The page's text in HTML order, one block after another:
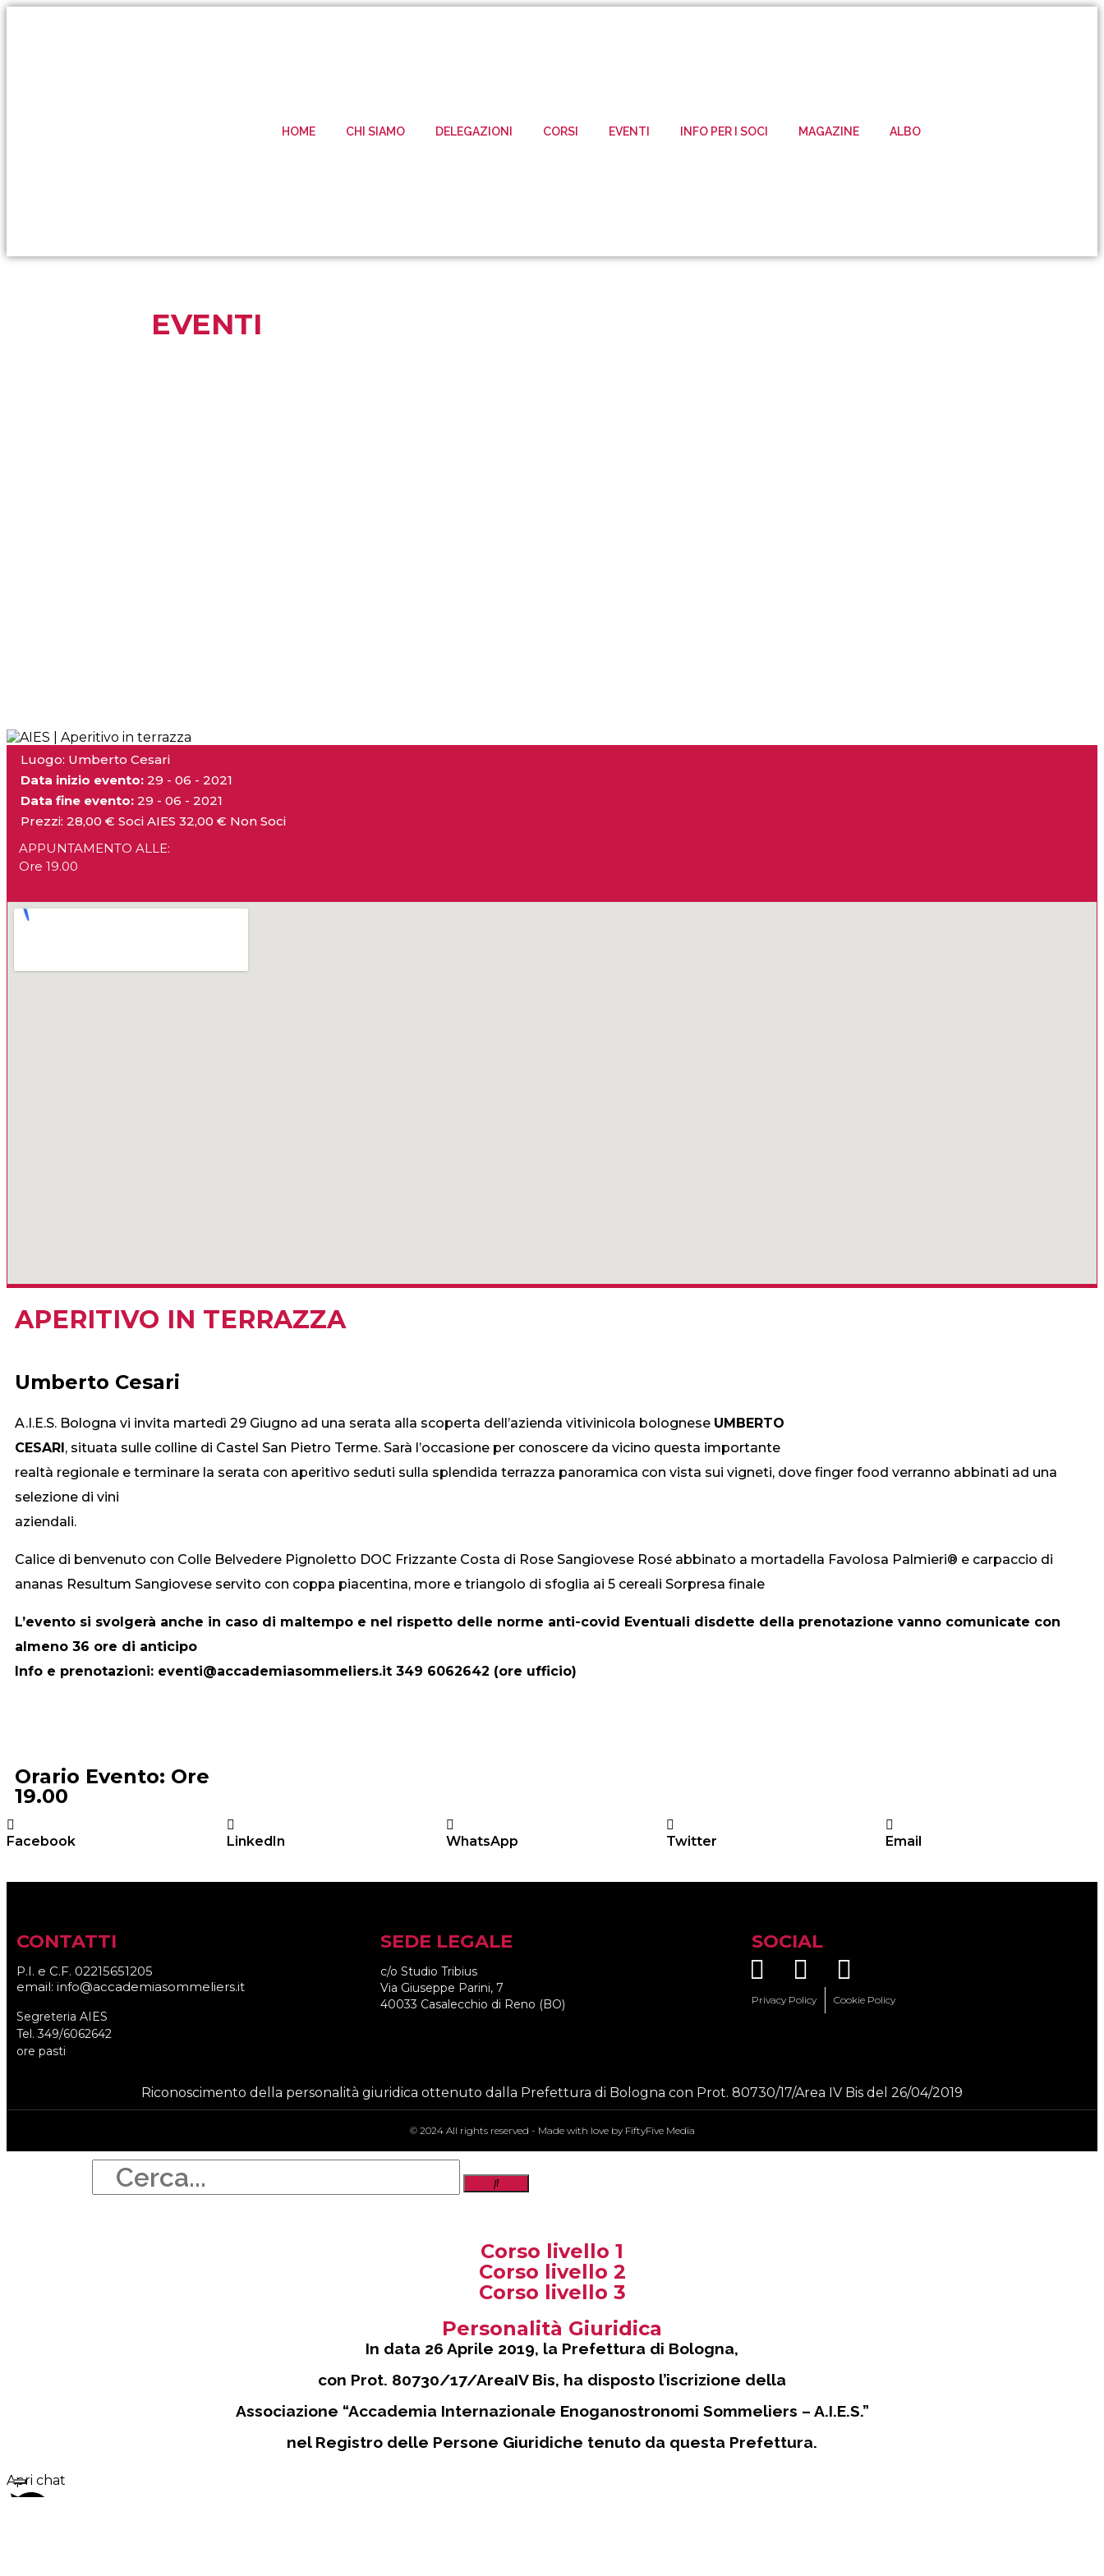
HOME CHI SIAMO DELEGAZIONI CORSI EVENTI INFO PER I SOCI MAGAZINE ALBO
EVENTI
Luogo: Umberto Cesari
Data inizio evento: 29 - 06 - 2021
Data fine evento: 29 - 06 - 2021
Prezzi: 28,00 € Soci AIES 32,00 € Non Soci
APPUNTAMENTO ALLE:
Ore 19.00
APERITIVO IN TERRAZZA
Umberto Cesari
A.I.E.S. Bologna vi invita martedì 29 Giugno ad una serata alla scoperta dell’azienda vitivinicola bolognese UMBERTO
CESARI, situata sulle colline di Castel San Pietro Terme. Sarà l’occasione per conoscere da vicino questa importante
realtà regionale e terminare la serata con aperitivo seduti sulla splendida terrazza panoramica con vista sui vigneti, dove finger food verranno abbinati ad una
selezione di vini
aziendali.
Calice di benvenuto con Colle Belvedere Pignoletto DOC Frizzante Costa di Rose Sangiovese Rosé abbinato a mortadella Favolosa Palmieri® e carpaccio di
ananas Resultum Sangiovese servito con coppa piacentina, more e triangolo di sfoglia ai 5 cereali Sorpresa finale
L’evento si svolgerà anche in caso di maltempo e nel rispetto delle norme anti-covid Eventuali disdette della prenotazione vanno comunicate con
almeno 36 ore di anticipo
Info e prenotazioni: eventi@accademiasommeliers.it 349 6062642 (ore ufficio)
Orario Evento: Ore
19.00
Facebook LinkedIn WhatsApp Twitter Email
CONTATTI
P.I. e C.F. 02215651205
email: info@accademiasommeliers.it
Segreteria AIES
Tel. 349/6062642
ore pasti
SEDE LEGALE
c/o Studio Tribius
Via Giuseppe Parini, 7
40033 Casalecchio di Reno (BO)
SOCIAL
Privacy Policy Cookie Policy
Riconoscimento della personalità giuridica ottenuto dalla Prefettura di Bologna con Prot. 80730/17/Area IV Bis del 26/04/2019
© 2024 All rights reserved - Made with love by FiftyFive Media
Corso livello 1
Corso livello 2
Corso livello 3
Personalità Giuridica
In data 26 Aprile 2019, la Prefettura di Bologna,
con Prot. 80730/17/AreaIV Bis, ha disposto l’iscrizione della
Associazione “Accademia Internazionale Enoganostronomi Sommeliers – A.I.E.S.”
nel Registro delle Persone Giuridiche tenuto da questa Prefettura.
Apri chat